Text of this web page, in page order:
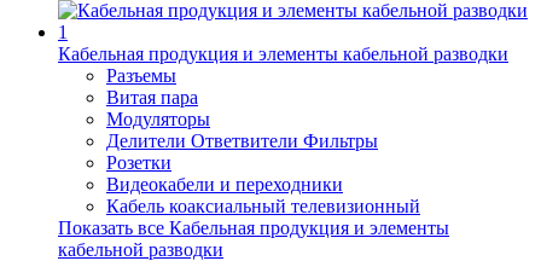
Кабельная продукция и элементы кабельной разводки
Разъемы
Витая пара
Модуляторы
Делители Ответвители Фильтры
Розетки
Видеокабели и переходники
Кабель коаксиальный телевизионный
Показать все Кабельная продукция и элементы
кабельной разводки